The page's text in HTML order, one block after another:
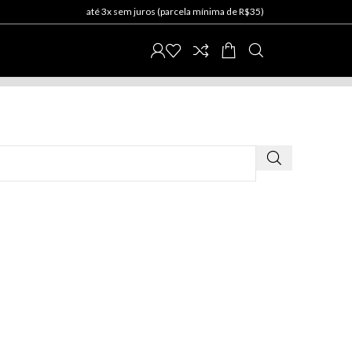
até 3x sem juros (parcela mínima de R$35)